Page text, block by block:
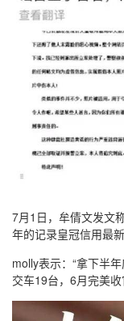
7月1日，牟倩文发文
年的记录皇冠信用最新
molly表示：“拿下半
交车19台，6月完美收